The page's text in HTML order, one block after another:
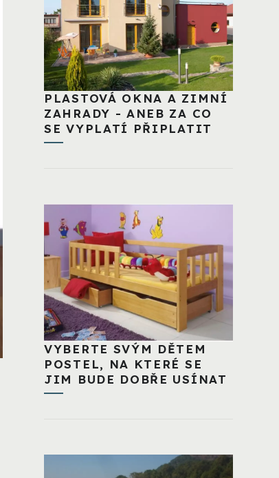
PLASTOVÁ OKNA A ZIMNÍ
ZAHRADY - ANEB ZA CO
SE VYPLATÍ PŘIPLATIT
VYBERTE SVÝM DĚTEM
POSTEL, NA KTERÉ SE
JIM BUDE DOBŘE USÍNAT